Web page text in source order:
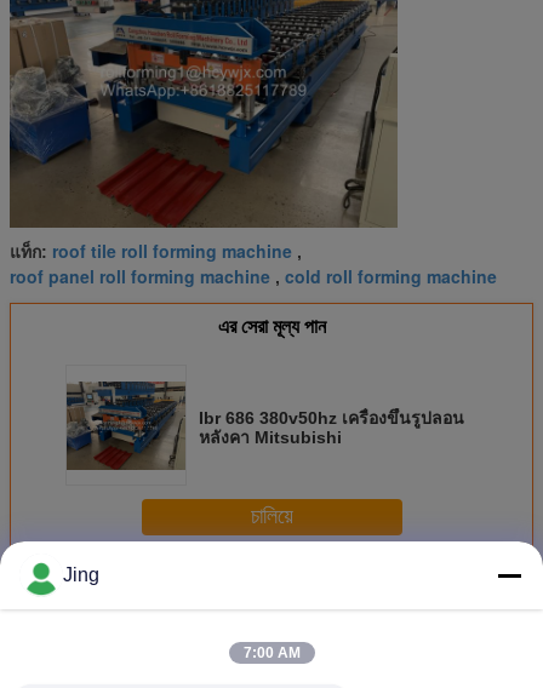
แท็ก: roof tile roll forming machine ,
roof panel roll forming machine , cold roll forming machine
এর সেরা মূল্য পান
Ibr 686 380v50hz เครื่องขึ้นรูปลอน
หลังคา Mitsubishi
চালিয়ে
มากกว่าเครื่องขึ้นรูปลอนหลังคา
Jing
7:00 AM